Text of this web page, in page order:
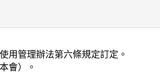
用管理辦法第六條規定訂定。
會）。